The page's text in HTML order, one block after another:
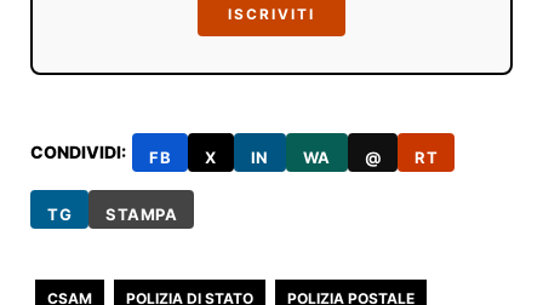
ISCRIVITI
CONDIVIDI: FB X IN WA @ RT
TG STAMPA
CSAM POLIZIA DI STATO POLIZIA POSTALE